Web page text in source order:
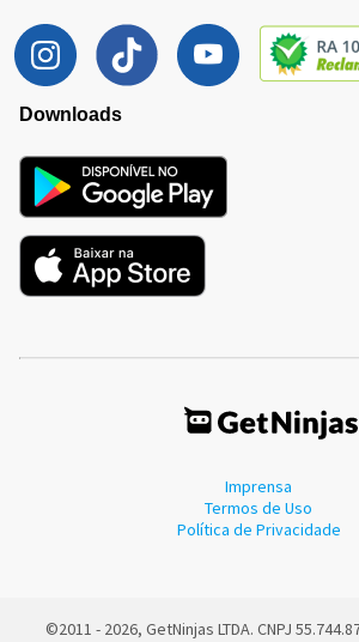
Downloads
Imprensa
Termos de Uso
Política de Privacidade
©2011 - 2026, GetNinjas LTDA. CNPJ